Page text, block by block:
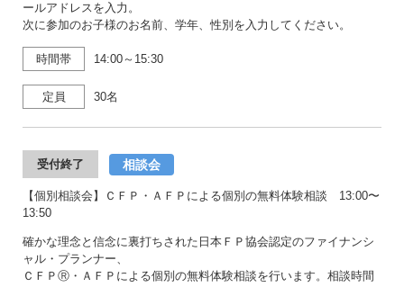
ールアドレスを入力。
次に参加のお子様のお名前、学年、性別を入力してください。
時間帯 14:00～15:30
定員 30名
受付終了 相談会
【個別相談会】ＣＦＰ・ＡＦＰによる個別の無料体験相談 13:00〜
13:50
確かな理念と信念に裏打ちされた日本ＦＰ協会認定のファイナンシ
ャル・プランナー、
ＣＦＰⓇ・ＡＦＰによる個別の無料体験相談を行います。相談時間